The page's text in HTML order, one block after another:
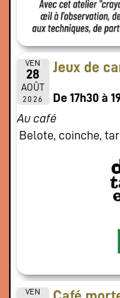
VEN
28
AOÛT
2026
Jeux de
De 17h30 à
Au café
Belote, coinche,
VEN